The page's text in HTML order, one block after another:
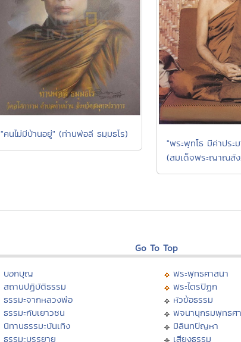
"คนไม่มีบ้านอยู่" (ท่านพ่อลี ธมฺมธโร)
"พระพุทโธ มีค่าประ
(สมเด็จพระญาณสัง
Go To Top
บอกบุญ
สถานปฏิบัติธรรม
ธรรมะจากหลวงพ่อ
ธรรมะกับเยาวชน
นิทานธรรมะบันเทิง
ธรรมะบรรยาย
พระพุทธศาสนา
พระไตรปิฏก
หัวข้อธรรม
พจนานุกรมพุทธศ
มิลินทปัญหา
เสียงธรรม